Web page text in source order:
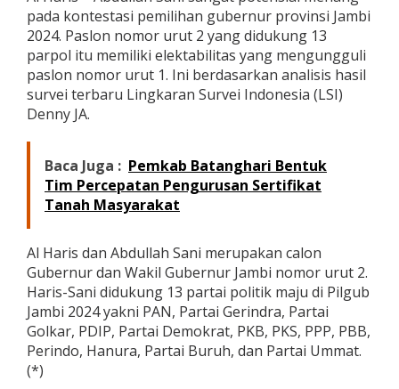
pada kontestasi pemilihan gubernur provinsi Jambi
2024. Paslon nomor urut 2 yang didukung 13
parpol itu memiliki elektabilitas yang mengungguli
paslon nomor urut 1. Ini berdasarkan analisis hasil
survei terbaru Lingkaran Survei Indonesia (LSI)
Denny JA.
Baca Juga : Pemkab Batanghari Bentuk
Tim Percepatan Pengurusan Sertifikat
Tanah Masyarakat
Al Haris dan Abdullah Sani merupakan calon
Gubernur dan Wakil Gubernur Jambi nomor urut 2.
Haris-Sani didukung 13 partai politik maju di Pilgub
Jambi 2024 yakni PAN, Partai Gerindra, Partai
Golkar, PDIP, Partai Demokrat, PKB, PKS, PPP, PBB,
Perindo, Hanura, Partai Buruh, dan Partai Ummat.
(*)